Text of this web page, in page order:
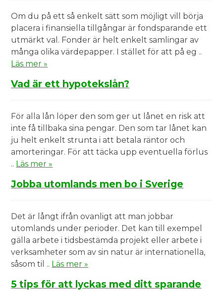
Om du på ett så enkelt sätt som möjligt vill börja
placera i finansiella tillgångar är fondsparande ett
utmärkt val. Fonder är helt enkelt samlingar av
många olika värdepapper. I stället för att på eg ..
Läs mer »
Vad är ett hypotekslån?
För alla lån löper den som ger ut lånet en risk att
inte få tillbaka sina pengar. Den som tar lånet kan
ju helt enkelt strunta i att betala räntor och
amorteringar. För att täcka upp eventuella förlus
.. Läs mer »
Jobba utomlands men bo i Sverige
Det är långt ifrån ovanligt att man jobbar
utomlands under perioder. Det kan till exempel
gälla arbete i tidsbestämda projekt eller arbete i
verksamheter som av sin natur är internationella,
såsom til .. Läs mer »
5 tips för att lyckas med ditt sparande